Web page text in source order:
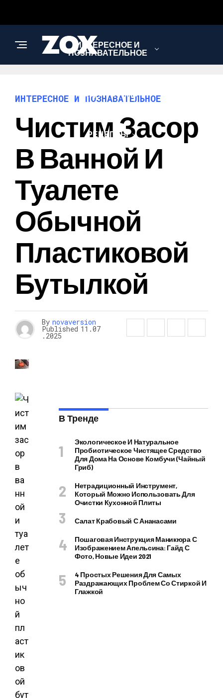
ИНТЕРЕСНОЕ И
ПОЗНАВАТЕЛЬНОЕ
МОДА И СТИЛЬ
РЕЦЕПТЫ
ИНТЕРЕСНОЕ И ПОЗНАВАТЕЛЬНОЕ
Чистим Засор
В Ванной И
Туалете
Обычной
Пластиковой
Бутылкой
By novaversion
Published 11.07
.2025
В Тренде
Экологическое И Натуральное
Пробиотическое Чистящее Средство
Для Дома На Основе Комбучи (чайный
Гриб)
Нетрадиционный Инструмент,
Который Можно Использовать Для
Очистки Кухонной Плиты
Салат Крабовый С Ананасами
Пошаговая Инструкция Маникюра С
Изображением Апельсина: Гайд С
Фото, Новые Идеи 2021
4 Простых Решения Для Самых
Раздражающих Проблем Со Стиркой И
Глажкой